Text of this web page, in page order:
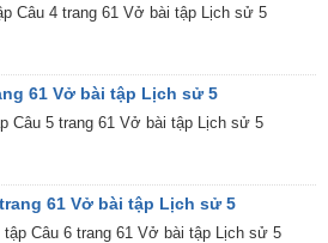
Câu 4 trang 61 Vở bài tập Lịch sử 5
61 Vở bài tập Lịch sử 5
Câu 5 trang 61 Vở bài tập Lịch sử 5
61 Vở bài tập Lịch sử 5
tập Câu 6 trang 61 Vở bài tập Lịch sử 5